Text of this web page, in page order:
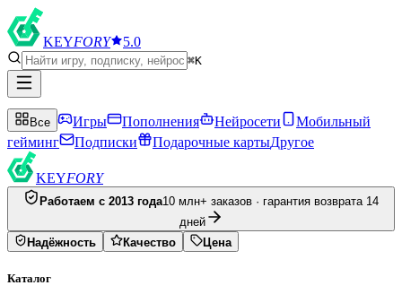
KEYFORY 5.0
⌘K
Все Игры Пополнения Нейросети
Мобильный
гейминг
Подписки Подарочные картыДругое
KEYFORY
Работаем с 2013 года10 млн+ заказов · гарантия возврата 14
дней
Надёжность
Качество Цена
Каталог